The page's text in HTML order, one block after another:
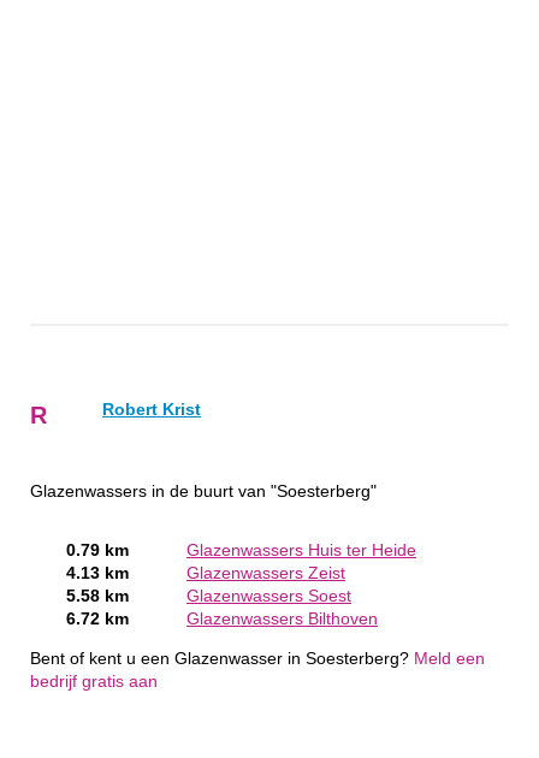
R Robert Krist
Glazenwassers in de buurt van "Soesterberg"
0.79 km
Glazenwassers Huis ter Heide
4.13 km
Glazenwassers Zeist
5.58 km
Glazenwassers Soest
6.72 km
Glazenwassers Bilthoven
Bent of kent u een Glazenwasser in Soesterberg? Meld een
bedrijf gratis aan